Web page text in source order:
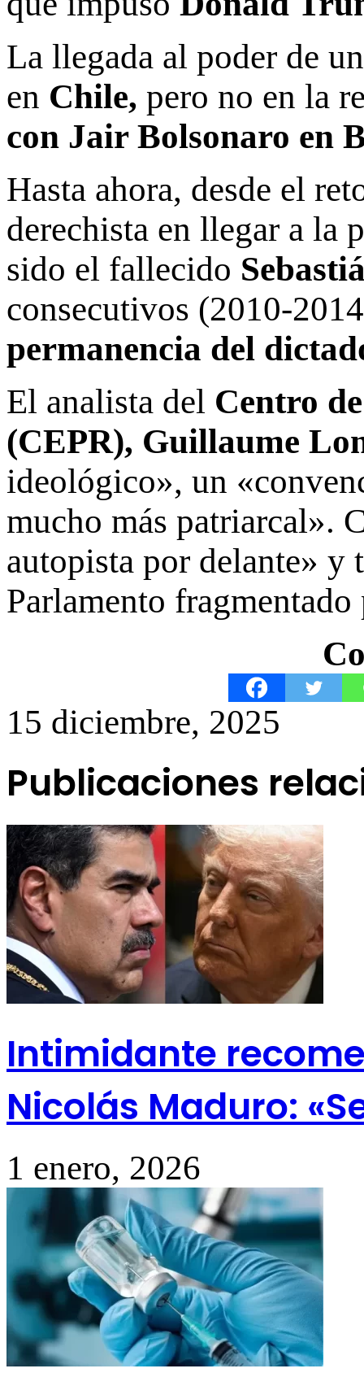
La llegada al poder de
en Chile, pero no en la
con Jair Bolsonaro en
Hasta ahora, desde el
derechista en llegar a la
sido el fallecido
consecutivos (2010-
permanencia del
El analista del Centro
(CEPR), Guillaume
ideológico», un
mucho más patriarcal».
autopista por delante» y
Parlamento fragmentado
15 diciembre, 2025
Publicaciones
Intimidante
Nicolás Maduro:
1 enero, 2026